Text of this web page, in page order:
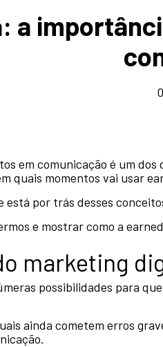
a
em comunicação é um
quais momentos vai usar
está por trás desses
e mostrar como a
marketing
possibilidades para
ainda cometem erros